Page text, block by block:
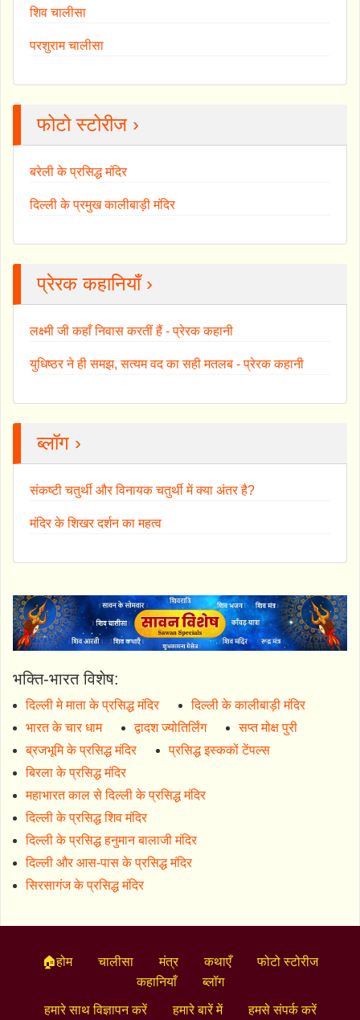
शिव चालीसा
परशुराम चालीसा
फोटो स्टोरीज ›
बरेली के प्रसिद्ध मंदिर
दिल्ली के प्रमुख कालीबाड़ी मंदिर
प्रेरक कहानियाँ ›
लक्ष्मी जी कहाँ निवास करतीं हैं - प्रेरक कहानी
युधिष्ठर ने ही समझ, सत्यम वद का सही मतलब - प्रेरक कहानी
ब्लॉग ›
संकष्टी चतुर्थी और विनायक चतुर्थी में क्या अंतर है?
मंदिर के शिखर दर्शन का महत्व
भक्ति-भारत विशेष:
दिल्ली मे माता के प्रसिद्ध मंदिर
दिल्ली के कालीबाड़ी मंदिर
भारत के चार धाम
द्वादश ज्योतिर्लिंग
सप्त मोक्ष पुरी
ब्रजभूमि के प्रसिद्ध मंदिर
प्रसिद्ध इस्ककों टेंपल्स
बिरला के प्रसिद्ध मंदिर
महाभारत काल से दिल्ली के प्रसिद्ध मंदिर
दिल्ली के प्रसिद्ध शिव मंदिर
दिल्ली के प्रसिद्ध हनुमान बालाजी मंदिर
दिल्ली और आस-पास के प्रसिद्ध मंदिर
सिरसागंज के प्रसिद्ध मंदिर
🏠होम चालीसा मंत्र कथाएँ
फोटो स्टोरीज
कहानियाँ
ब्लॉग
हमारे साथ विज्ञापन करें हमारे बारें में हमसे संपर्क करें